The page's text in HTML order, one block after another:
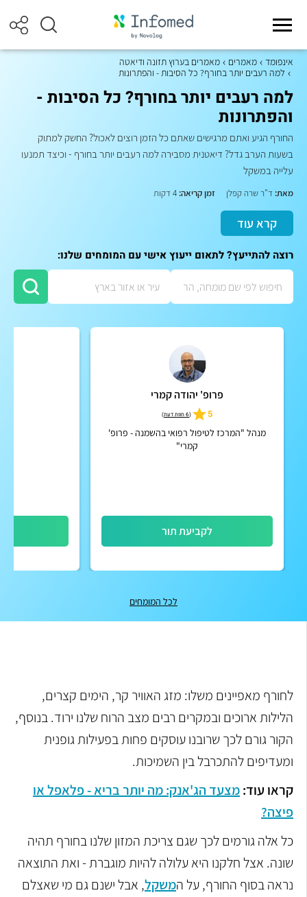
אינפומד מאמרים
מאמרים בערוץ תזונה ודיאטה
למה רעבים יותר בחורף? כל הסיבות - והפתרונות
למה רעבים יותר בחורף? כל הסיבות -
והפתרונות
החורף הגיע ואתם מרגישים שאתם כל הזמן רוצים לאכול? החשק למתוק
בשעות הערב גדל? דיאטנית מסבירה למה רעבים יותר בחורף - וכיצד תמנעו
עלייה במשקל
מאת: ד"ר שרה קפלן זמן קריאה:
קרא עוד
רוצה להתייעץ? לתאום ייעוץ אישי עם המומחים שלנו:
פרופ' יהודה קמרי
5
(6 חוות דעת )
מנהל "המרכז לטיפול רפואי בהשמנה - פרופ'
קמרי"
לקביעת תור
לכל המומחים
לחורף מאפיינים משלו: מזג האוויר קר, הימים קצרים,
הלילות ארוכים ובמקרים רבים מצב הרוח שלנו ירוד. בנוסף,
הקור גורם לכך שרובנו עוסקים פחות בפעילות גופנית
ומעדיפים להתכרבל בין השמיכות.
קראו עוד:מצעד הג'אנק: מה יותר בריא - פלאפל או
פיצה?
כל אלה גורמים לכך שגם צריכת המזון שלנו בחורף תהיה
שונה. אצל חלקנו היא עלולה להיות מוגברת - ואת התוצאה
נראה בסוף החורף, על המשקל, אבל ישנם גם מי שאצלם